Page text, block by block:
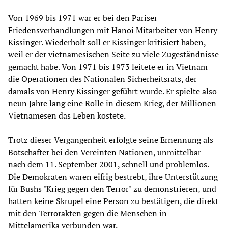
Von 1969 bis 1971 war er bei den Pariser
Friedensverhandlungen mit Hanoi Mitarbeiter von Henry
Kissinger. Wiederholt soll er Kissinger kritisiert haben,
weil er der vietnamesischen Seite zu viele Zugeständnisse
gemacht habe. Von 1971 bis 1973 leitete er in Vietnam
die Operationen des Nationalen Sicherheitsrats, der
damals von Henry Kissinger geführt wurde. Er spielte also
neun Jahre lang eine Rolle in diesem Krieg, der Millionen
Vietnamesen das Leben kostete.
Trotz dieser Vergangenheit erfolgte seine Ernennung als
Botschafter bei den Vereinten Nationen, unmittelbar
nach dem 11. September 2001, schnell und problemlos.
Die Demokraten waren eifrig bestrebt, ihre Unterstützung
für Bushs "Krieg gegen den Terror" zu demonstrieren, und
hatten keine Skrupel eine Person zu bestätigen, die direkt
mit den Terrorakten gegen die Menschen in
Mittelamerika verbunden war.